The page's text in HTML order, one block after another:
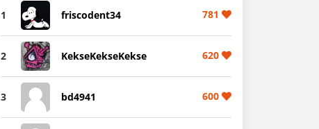
1 friscodent34 781
2 KekseKekseKekse 620
3 bd4941 600